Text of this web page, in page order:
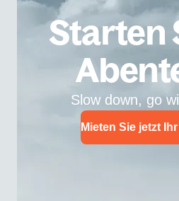
Starten
Slow down, go
Mieten Sie jetzt